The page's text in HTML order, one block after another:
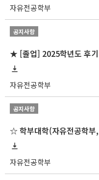
자유전공학부
공지사항
★ [졸업] 2025학년도 후
자유전공학부
공지사항
자유전공학부